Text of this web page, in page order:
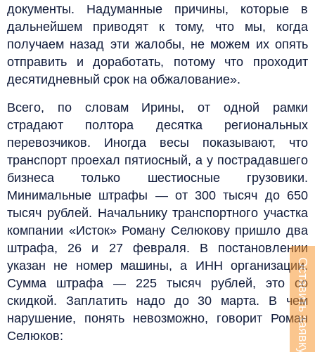
документы. Надуманные причины, которые в
дальнейшем приводят к тому, что мы, когда
получаем назад эти жалобы, не можем их опять
отправить и доработать, потому что проходит
десятидневный срок на обжалование».
Всего, по словам Ирины, от одной рамки
страдают полтора десятка региональных
перевозчиков. Иногда весы показывают, что
транспорт проехал пятиосный, а у пострадавшего
бизнеса только шестиосные грузовики.
Минимальные штрафы — от 300 тысяч до 650
тысяч рублей. Начальнику транспортного участка
компании «Исток» Роману Селюкову пришло два
штрафа, 26 и 27 февраля. В постановлении
указан не номер машины, а ИНН организации.
Сумма штрафа — 225 тысяч рублей, это со
скидкой. Заплатить надо до 30 марта. В чем
нарушение, понять невозможно, говорит Роман
Селюков:
Оставить заявку